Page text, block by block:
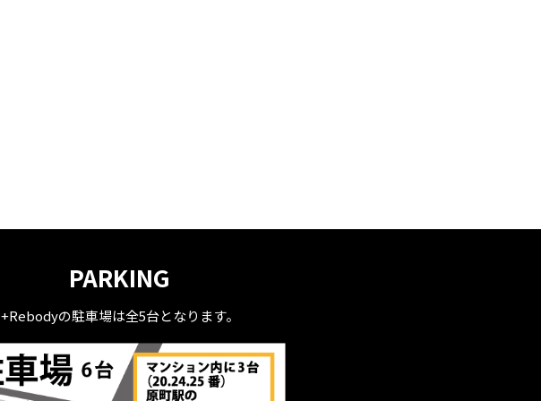
PARKING
+Rebodyの駐車場は全5台となります。